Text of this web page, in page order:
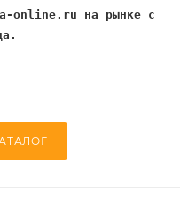
online.ru на рынке с